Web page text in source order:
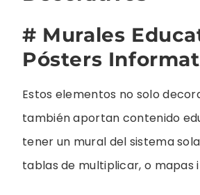
# Murales
Pósters
Estos elementos no solo
también aportan contenido
tener un mural del sistema
tablas de multiplicar, o mapas